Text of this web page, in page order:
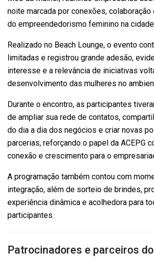
noite marcada por conexões,
do empreendedorismo feminino na
Realizado no Beach Lounge, o evento
limitadas e registrou grande adesão,
interesse e a relevância de iniciativas
desenvolvimento das mulheres no
Durante o encontro, as participantes
de ampliar sua rede de contatos,
do dia a dia dos negócios e criar novas
parcerias, reforçando o papel da ACEPG
conexão e crescimento para o
A programação também contou com
integração, além de sorteio de brindes,
experiência dinâmica e acolhedora para
participantes.
Patrocinadores e parceiros